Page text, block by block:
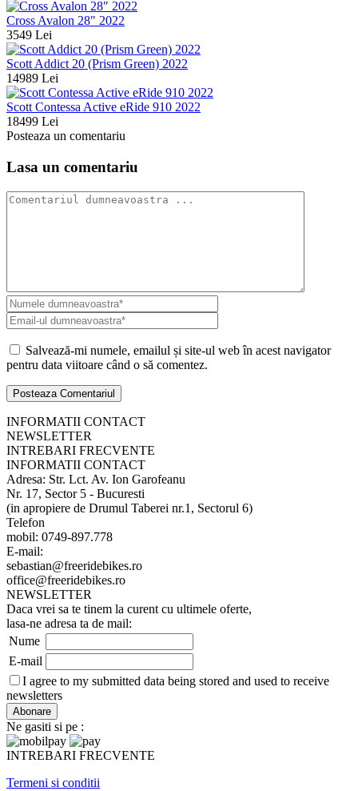
Cross Avalon 28" 2022
3549 Lei
Scott Addict 20 (Prism Green) 2022
14989 Lei
Scott Contessa Active eRide 910 2022
18499 Lei
Posteaza un comentariu
Lasa un comentariu
Salvează-mi numele, emailul și site-ul web în acest navigator
pentru data viitoare când o să comentez.
INFORMATII CONTACT
NEWSLETTER
INTREBARI FRECVENTE
INFORMATII CONTACT
Adresa: Str. Lct. Av. Ion Garofeanu
Nr. 17, Sector 5 - Bucuresti
(in apropiere de Drumul Taberei nr.1, Sectorul 6)
Telefon
mobil: 0749-897.778
E-mail:
sebastian@freeridebikes.ro
office@freeridebikes.ro
NEWSLETTER
Daca vrei sa te tinem la curent cu ultimele oferte,
lasa-ne adresa ta de mail:
Nume
E-mail
I agree to my submitted data being stored and used to receive
newsletters
Ne gasiti si pe :
INTREBARI FRECVENTE
Termeni si conditii